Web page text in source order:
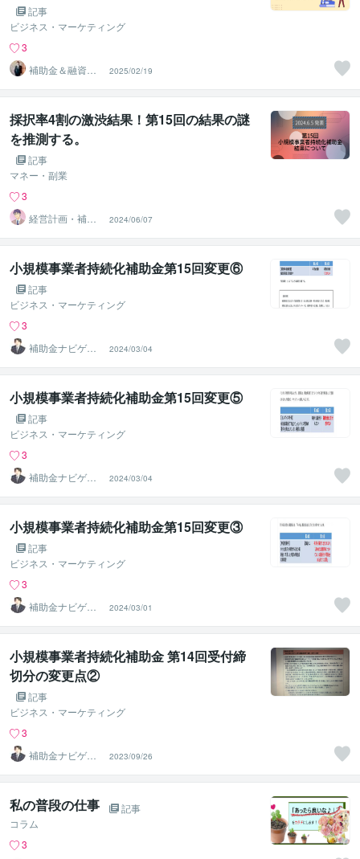
記事
ビジネス・マーケティング
3
補助金＆融資は
お任せ！経営応
援サポーター
2025/02/19
採択率4割の激渋結果！第15回の結果の謎
を推測する。
記事
マネー・副業
3
経営計画・補助
金相談所
2024/06/07
小規模事業者持続化補助金第15回変更⑥
記事
ビジネス・マーケティング
3
補助金ナビゲー
ター
2024/03/04
小規模事業者持続化補助金第15回変更⑤
記事
ビジネス・マーケティング
3
補助金ナビゲー
ター
2024/03/04
小規模事業者持続化補助金第15回変更③
記事
ビジネス・マーケティング
3
補助金ナビゲー
ター
2024/03/01
小規模事業者持続化補助金 第14回受付締
切分の変更点②
記事
ビジネス・マーケティング
3
補助金ナビゲー
ター
2023/09/26
私の普段の仕事
記事
コラム
3